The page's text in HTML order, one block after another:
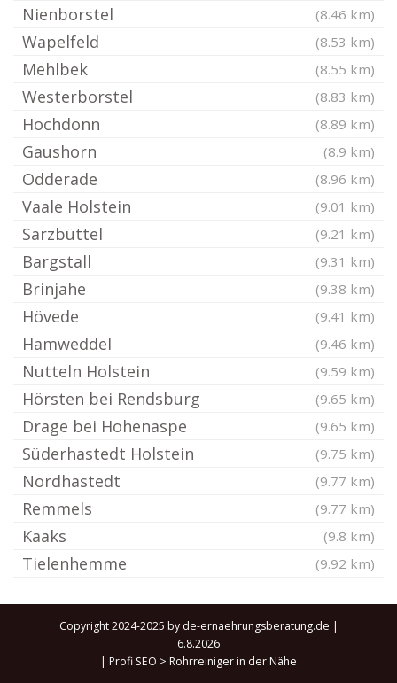
Nienborstel (8.46 km)
Wapelfeld (8.53 km)
Mehlbek (8.55 km)
Westerborstel (8.83 km)
Hochdonn (8.89 km)
Gaushorn (8.9 km)
Odderade (8.96 km)
Vaale Holstein (9.01 km)
Sarzbüttel (9.21 km)
Bargstall (9.31 km)
Brinjahe (9.38 km)
Hövede (9.41 km)
Hamweddel (9.46 km)
Nutteln Holstein (9.59 km)
Hörsten bei Rendsburg (9.65 km)
Drage bei Hohenaspe (9.65 km)
Süderhastedt Holstein (9.75 km)
Nordhastedt (9.77 km)
Remmels (9.77 km)
Kaaks (9.8 km)
Tielenhemme (9.92 km)
Copyright 2024-2025 by de-ernaehrungsberatung.de |
6.8.2026
| Profi SEO > Rohrreiniger in der Nähe